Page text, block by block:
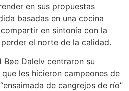
en sus propuestas
basadas en una cocina
en sintonía con la
el norte de la calidad.
Dalelv centraron su
les hicieron campeones de
de cangrejos de río”